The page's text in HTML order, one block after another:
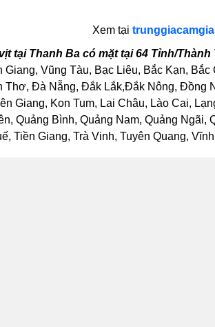
Xem tại
tại Thanh Ba có mặt tại 64 Tỉnh/
Giang, Vũng Tàu, Bạc Liêu, Bắc Kạn,
Thơ, Đà Nẵng, Đắk Lắk,Đắk Nông, Đồng
Giang, Kon Tum, Lai Châu, Lào Cai,
Quảng Bình, Quảng Nam, Quảng
Tiền Giang, Trà Vinh, Tuyên Quang,